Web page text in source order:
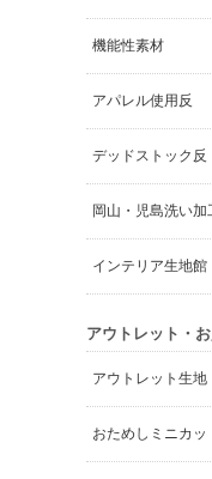
機能性素材
アパレル使用反
デッドストック反
岡山・児島洗い加
インテリア生地館
アウトレット・
アウトレット生地
おためしミニカッ